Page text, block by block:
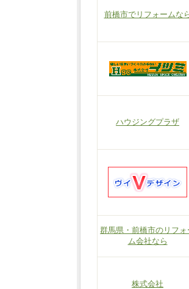
前橋市でリフォームな
ハウジングプラザ
群馬県・前橋市のリフォ
ム会社なら
株式会社